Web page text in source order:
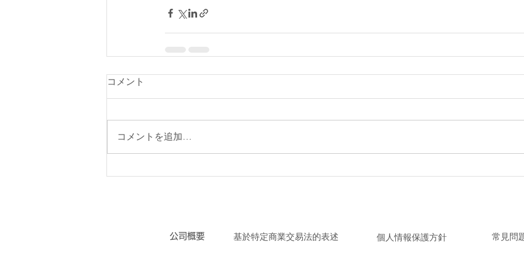
コメント
コメントを追加…
​公司概要 ​基於特定商業交易法的表述 個人情報保護方針 常見問